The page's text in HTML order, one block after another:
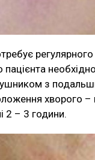
пацієнта
з
хворого –
2 – 3 години.